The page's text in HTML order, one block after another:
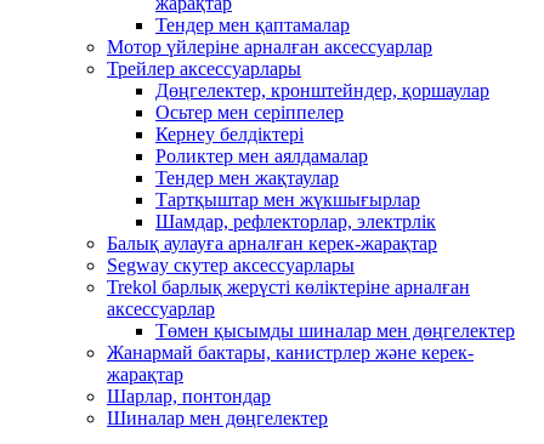
Тендер мен қаптамалар
Мотор үйлеріне арналған аксессуарлар
Трейлер аксессуарлары
Дөңгелектер, кронштейндер, қоршаулар
Осьтер мен серіппелер
Кернеу белдіктері
Роликтер мен аялдамалар
Тендер мен жақтаулар
Тартқыштар мен жүкшығырлар
Шамдар, рефлекторлар, электрлік
Балық аулауға арналған керек-жарақтар
Segway скутер аксессуарлары
Trekol барлық жерүсті көліктеріне арналған
аксессуарлар
Төмен қысымды шиналар мен дөңгелектер
Жанармай бактары, канистрлер және керек-
жарақтар
Шарлар, понтондар
Шиналар мен дөңгелектер